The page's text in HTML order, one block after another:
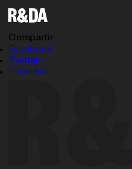
09.01.2024
Compartir
Facebook
Twitter
Pinterest